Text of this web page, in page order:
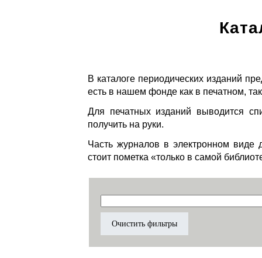
В каталоге периодических изданий
есть в нашем фонде как в печатном,
Для печатных изданий выводится
получить на руки.
Часть журналов в электронном виде
стоит пометка «только в самой